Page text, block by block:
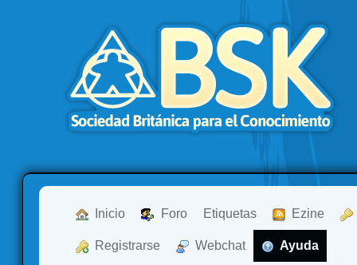
Inicio Foro Etiquetas Ezine
Registrarse Webchat Ayuda